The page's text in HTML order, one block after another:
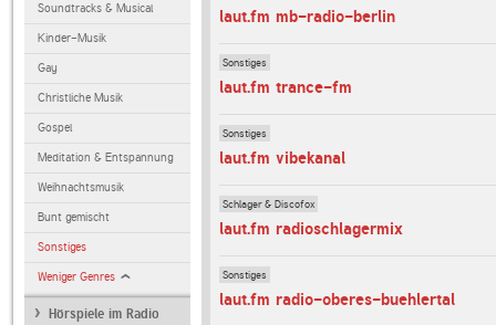
Soundtracks & Musical
Kinder-Musik
Gay
Christliche Musik
Gospel
Meditation & Entspannung
Weihnachtsmusik
Bunt gemischt
Sonstiges
Weniger Genres
Hörspiele im Radio
laut.fm mb-radio-berlin
Sonstiges
laut.fm trance-fm
Sonstiges
laut.fm vibekanal
Schlager & Discofox
laut.fm radioschlagermix
Sonstiges
laut.fm radio-oberes-buehlertal